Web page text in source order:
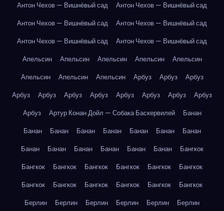
Антон Чехов — Вишнёвый сад
Антон Чехов — Вишнёвый сад
Антон Чехов — Вишнёвый сад
Антон Чехов — Вишнёвый сад
Антон Чехов — Вишнёвый сад
Антон Чехов — Вишнёвый сад
Апельсин
Апельсин Апельсин Апельсин
Апельсин
Апельсин
Апельсин Апельсин Арбуз Арбуз
Арбуз
Арбуз
Арбуз Арбуз Арбуз Арбуз Арбуз Арбуз
Арбуз
Арбуз
Артур Конан Дойл — Собака Баскервилей
Банан
Банан
Банан Банан Банан Банан Банан
Банан
Банан
Банан Банан Банан Банан Банан
Бангкок
Бангкок
Бангкок Бангкок Бангкок Бангкок
Бангкок
Бангкок
Бангкок Бангкок Бангкок Бангкок
Бангкок
Берлин
Берлин Берлин Берлин Берлин Берлин